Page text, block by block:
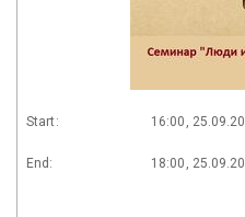
Start: 16:00,
End: 18:00,